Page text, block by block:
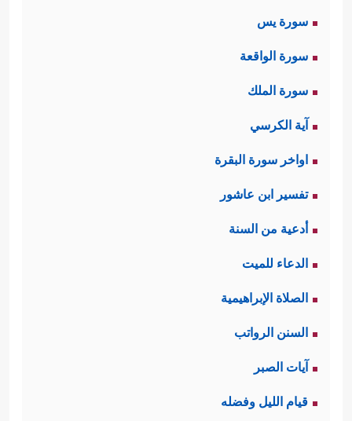
سورة يس
سورة الواقعة
سورة الملك
آية الكرسي
اواخر سورة البقرة
تفسير ابن عاشور
أدعية من السنة
الدعاء للميت
الصلاة الإبراهيمية
السنن الرواتب
آيات الصبر
قيام الليل وفضله